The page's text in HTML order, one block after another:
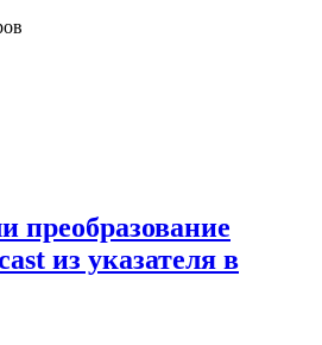
преобразование
из указателя в